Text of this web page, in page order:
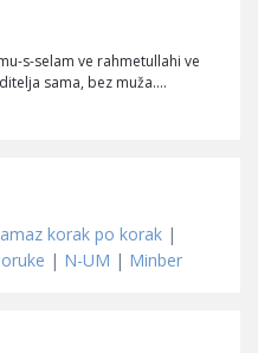
s-selam ve rahmetullahi ve
sama, bez muža.…
korak po korak |
| N-UM | Minber